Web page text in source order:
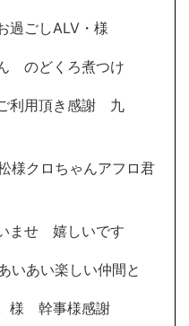
過ごしALV・様
のどくろ煮つけ
利用頂き感謝 九
様クロちゃんアフロ君
ませ 嬉しいです
いあい楽しい仲間と
様 幹事様感謝